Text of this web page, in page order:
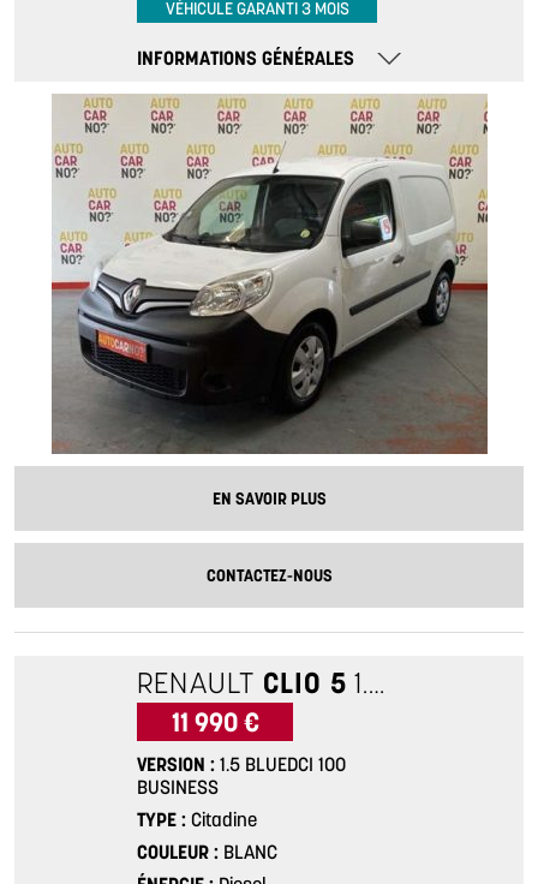
VÉHICULE GARANTI 3 MOIS
INFORMATIONS GÉNÉRALES
EN SAVOIR PLUS
CONTACTEZ-NOUS
RENAULT CLIO 5 1.5 BLUEDCI 100 BUSINESS
11 990 €
VERSION
1.5 BLUEDCI 100
BUSINESS
TYPE
Citadine
COULEUR
BLANC